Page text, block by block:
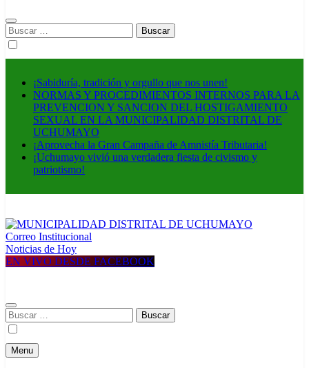
Buscar:
¡Sabiduría, tradición y orgullo que nos unen!
NORMAS Y PROCEDIMIENTOS INTERNOS PARA LA
PREVENCION Y SANCION DEL HOSTIGAMIENTO
SEXUAL EN LA MUNICIPALIDAD DISTRITAL DE
UCHUMAYO
¡Aprovecha la Gran Campaña de Amnistía Tributaria!
¡Uchumayo vivió una verdadera fiesta de civismo y
patriotismo!
MUNICIPALIDAD DISTRITAL DE UCHUMAYO
Construyendo una nueva Historia
Correo Institucional
Noticias de Hoy
EN VIVO DESDE FACEBOOK
Buscar:
Menu